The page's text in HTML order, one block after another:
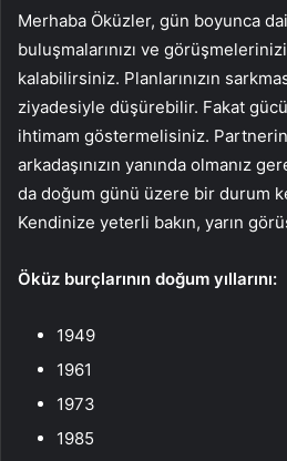
Merhaba Öküzler, gün boyunca
buluşmalarınızı ve
kalabilirsiniz. Planlarınızın
ziyadesiyle düşürebilir. Fakat
ihtimam göstermelisiniz.
arkadaşınızın yanında olmanız
da doğum günü üzere bir durum
Kendinize yeterli bakın, yarın
Öküz burçlarının doğum yıllarını:
1949
1961
1973
1985